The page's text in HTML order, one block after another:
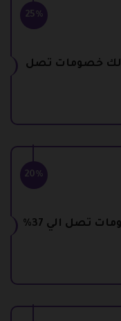
25%
لك خصومات تصل
20%